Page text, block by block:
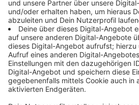
eröffnen. Die Kita am
Opladen steht immer noch leer.
Steinbüchel muss als
Kitas herhalten. Sie müssen
umziehen.
Die Stadt arbeitet seit Jahren
Betreuungsplätze zu schaffen.